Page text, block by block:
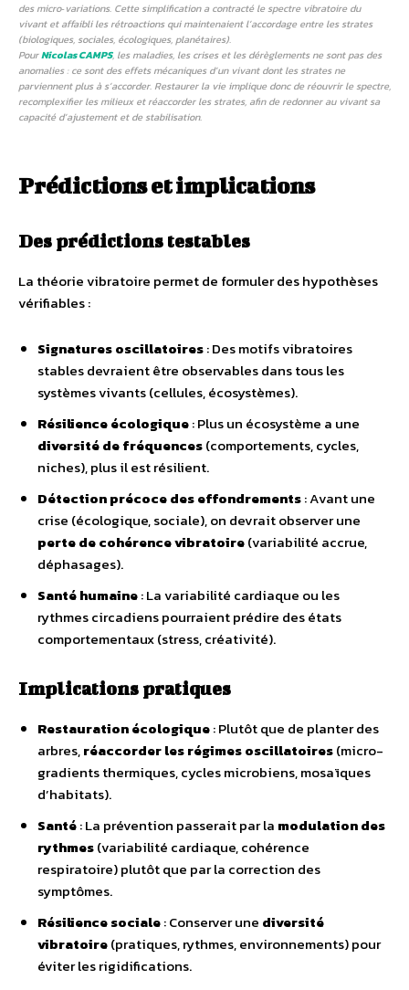
des micro‑variations. Cette simplification a contracté le spectre vibratoire du
vivant et affaibli les rétroactions qui maintenaient l’accordage entre les strates
(biologiques, sociales, écologiques, planétaires).
PourNicolas CAMPS, les maladies, les crises et les dérèglements ne sont pas des
anomalies : ce sont des effets mécaniques d’un vivant dont les strates ne
parviennent plus à s’accorder. Restaurer la vie implique donc de réouvrir le spectre,
recomplexifier les milieux et réaccorder les strates, afin de redonner au vivant sa
capacité d’ajustement et de stabilisation.
Prédictions et implications
Des prédictions testables
La théorie vibratoire permet de formuler des hypothèses
vérifiables :
Signatures oscillatoires: Des motifs vibratoires
stables devraient être observables dans tous les
systèmes vivants (cellules, écosystèmes).
Résilience écologique: Plus un écosystème a une
diversité de fréquences(comportements, cycles,
niches), plus il est résilient.
Détection précoce des effondrements: Avant une
crise (écologique, sociale), on devrait observer une
perte de cohérence vibratoire(variabilité accrue,
déphasages).
Santé humaine: La variabilité cardiaque ou les
rythmes circadiens pourraient prédire des états
comportementaux (stress, créativité).
Implications pratiques
Restauration écologique: Plutôt que de planter des
arbres,réaccorder les régimesoscillatoires(micro-
gradients thermiques, cycles microbiens, mosaïques
d’habitats).
Santé: La prévention passerait par la modulation des
rythmes(variabilité cardiaque, cohérence
respiratoire) plutôt que par la correction des
symptômes.
Résilience sociale: Conserver une diversité
vibratoire(pratiques, rythmes, environnements) pour
éviter les rigidifications.